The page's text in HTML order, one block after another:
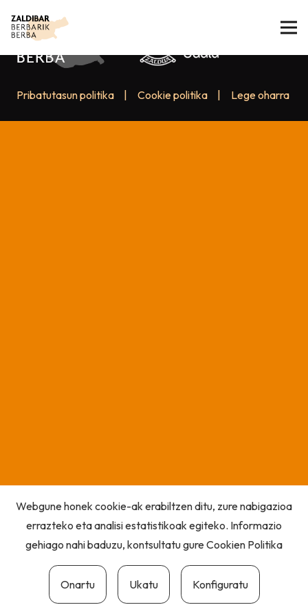
Pribatutasun politika Cookie politika Lege oharra
Webgune honek cookie-ak erabiltzen ditu, zure nabigazioa
errazteko eta analisi estatistikoak egiteko. Informazio
gehiago nahi baduzu, kontsultatu gureCookien Politika
Onartu Ukatu Konfiguratu